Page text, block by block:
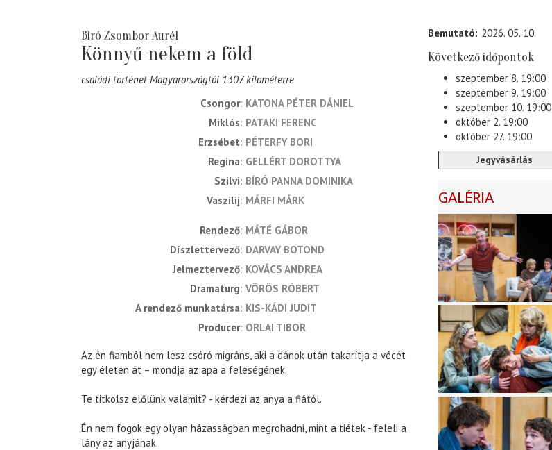
Biró Zsombor Aurél
Könnyű nekem a föld
családi történet Magyarországtól 1307 kilométerre
Csongor KATONA PÉTER DÁNIEL
Miklós PATAKI FERENC
Erzsébet PÉTERFY BORI
Regina GELLÉRT DOROTTYA
Szilvi BÍRÓ PANNA DOMINIKA
Vaszilij MÁRFI MÁRK
rendező MÁTÉ GÁBOR
díszlettervező DARVAY BOTOND
jelmeztervező KOVÁCS ANDREA
dramaturg VÖRÖS RÓBERT
a rendező munkatársa KIS-KÁDI JUDIT
producer ORLAI TIBOR
Az én fiamból nem lesz csóró migráns, aki a dánok után takarítja a vécét
egy életen át – mondja az apa a feleségének.
Te titkolsz előlünk valamit? - kérdezi az anya a fiától.
Én nem fogok egy olyan házasságban megrohadni, mint a tiétek - feleli a
lány az anyjának.
Bemutató 2026. 05. 10.
Következő időpontok
szeptember 8. 19:00
szeptember 9. 19:00
szeptember 10. 19:00
október 2. 19:00
október 27. 19:00
Jegyvásárlás
GALÉRIA